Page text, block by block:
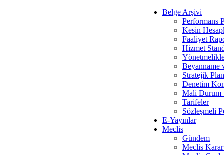
Belge Arşivi
Performans
Kesin
Faaliyet
Hizmet
Beyanname
Stratejik
Denetim
Mali Durum
Tarifeler
Sözleşmeli
E-Yayınlar
Meclis
Gündem
Meclis